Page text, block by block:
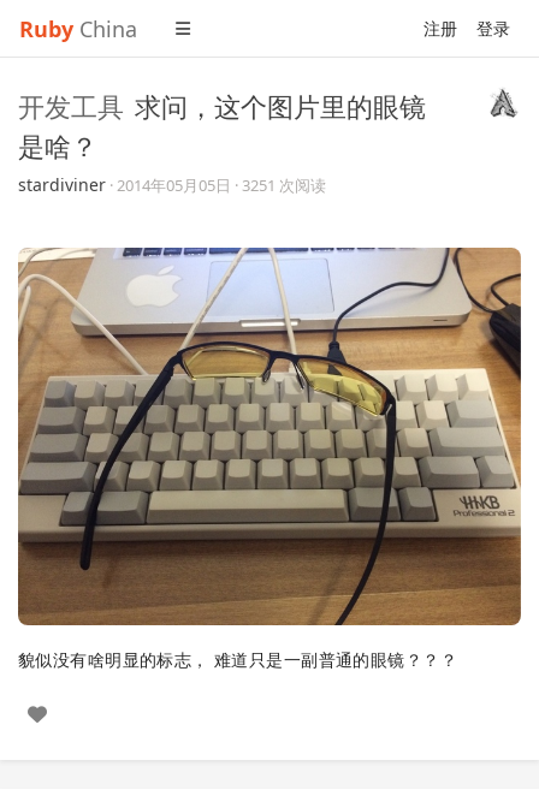
Ruby China 注册 登录
开发工具 求问，这个图片里的眼镜
是啥？
stardiviner ·2014年05月05日 · 3251 次阅读
貌似没有啥明显的标志， 难道只是一副普通的眼镜？？？